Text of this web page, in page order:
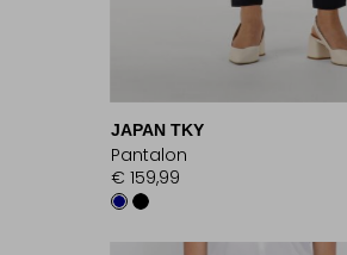
JAPAN TKY
Pantalon
€ 159,99